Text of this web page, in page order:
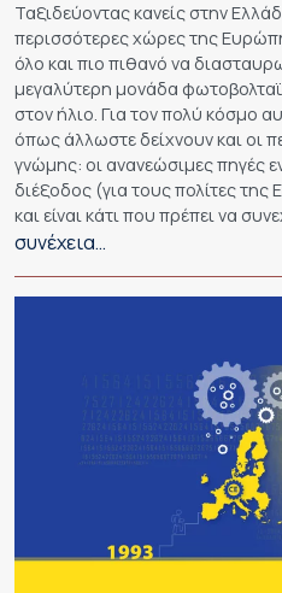
Ταξιδεύοντας κανείς στην
περισσότερες χώρες της
όλο και πιο πιθανό να
μεγαλύτερη μονάδα
στον ήλιο. Για τον πολύ κόσμο
όπως άλλωστε δείχνουν και οι
γνώμης: οι ανανεώσιμες πηγές
διέξοδος (για τους πολίτες της
και είναι κάτι που πρέπει να
συνέχεια…